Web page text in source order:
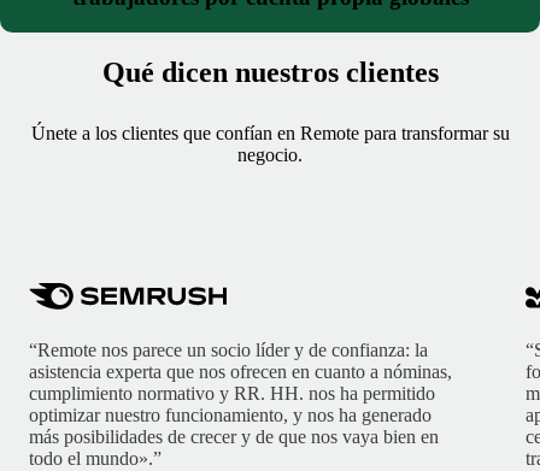
Qué dicen nuestros clientes
Únete a los clientes que confían en Remote para transformar su
negocio.
“Remote nos parece un socio líder y de confianza: la
asistencia experta que nos ofrecen en cuanto a nóminas,
cumplimiento normativo y RR. HH. nos ha permitido
optimizar nuestro funcionamiento, y nos ha generado
más posibilidades de crecer y de que nos vaya bien en
todo el mundo».”